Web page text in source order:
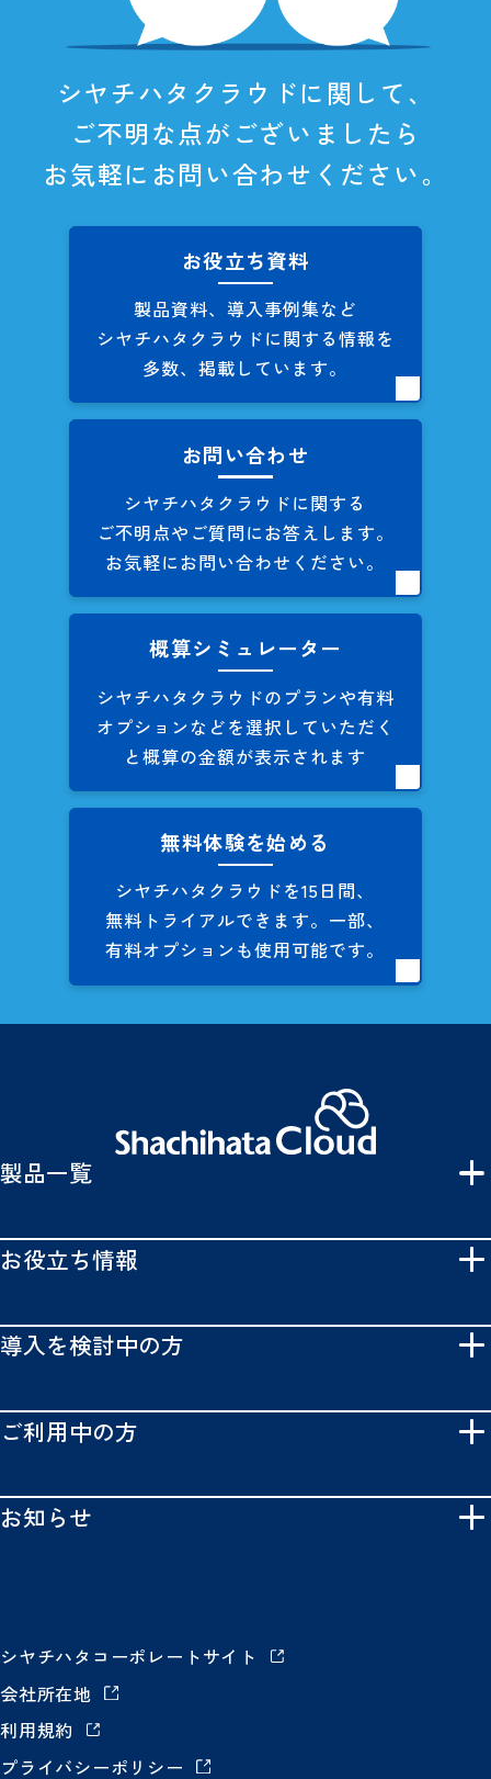
シヤチハタクラウドに関して、
ご不明な点がございましたら
お気軽にお問い合わせください。
お役立ち資料
製品資料、導入事例集など
シヤチハタクラウドに関する情報を
多数、掲載しています。
お問い合わせ
シヤチハタクラウドに関する
ご不明点やご質問にお答えします。
お気軽にお問い合わせください。
概算シミュレーター
シヤチハタクラウドのプランや有料
オプションなどを選択していただく
と概算の金額が表示されます
無料体験を始める
シヤチハタクラウドを15日間、
無料トライアルできます。 一部、
有料オプションも使用可能です。
製品一覧
お役立ち情報
導入を検討中の方
ご利用中の方
お知らせ
シヤチハタコーポレートサイト
会社所在地
利用規約
プライバシーポリシー